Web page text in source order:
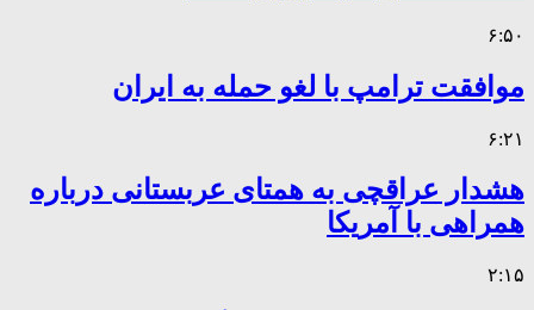
۶:۵۰
موافقت ترامپ با لغو حمله به ایران
۶:۲۱
هشدار عراقچی به همتای عربستانی درباره
همراهی با آمریکا
۲:۱۵